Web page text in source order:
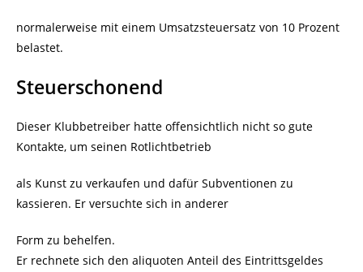
normalerweise mit einem Umsatzsteuersatz von 10 Prozent
belastet.
Steuerschonend
Dieser Klubbetreiber hatte offensichtlich nicht so gute
Kontakte, um seinen Rotlichtbetrieb
als Kunst zu verkaufen und dafür Subventionen zu
kassieren. Er versuchte sich in anderer
Form zu behelfen.
Er rechnete sich den aliquoten Anteil des Eintrittsgeldes